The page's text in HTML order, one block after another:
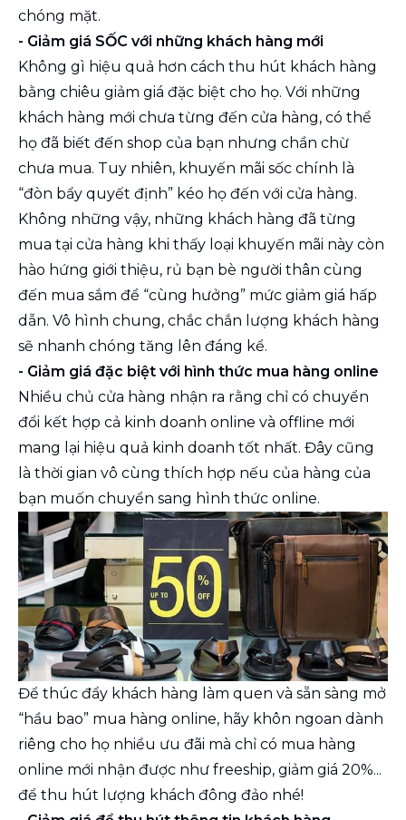
chóng mặt.
- Giảm giá SỐC với những khách hàng mới
Không gì hiệu quả hơn cách thu hút khách hàng
bằng chiêu giảm giá đặc biệt cho họ. Với những
khách hàng mới chưa từng đến cửa hàng, có thể
họ đã biết đến shop của bạn nhưng chần chừ
chưa mua. Tuy nhiên, khuyến mãi sốc chính là
“đòn bẩy quyết định” kéo họ đến với cửa hàng.
Không những vậy, những khách hàng đã từng
mua tại cửa hàng khi thấy loại khuyến mãi này còn
hào hứng giới thiệu, rủ bạn bè người thân cùng
đến mua sắm để “cùng hưởng” mức giảm giá hấp
dẫn. Vô hình chung, chắc chắn lượng khách hàng
sẽ nhanh chóng tăng lên đáng kể.
- Giảm giá đặc biệt với hình thức mua hàng online
Nhiều chủ cửa hàng nhận ra rằng chỉ có chuyển
đổi kết hợp cả kinh doanh online và offline mới
mang lại hiệu quả kinh doanh tốt nhất. Đây cũng
là thời gian vô cùng thích hợp nếu của hàng của
bạn muốn chuyển sang hình thức online.
Để thúc đẩy khách hàng làm quen và sẵn sàng mở
“hầu bao” mua hàng online, hãy khôn ngoan dành
riêng cho họ nhiều ưu đãi mà chỉ có mua hàng
online mới nhận được như freeship, giảm giá 20%...
để thu hút lượng khách đông đảo nhé!